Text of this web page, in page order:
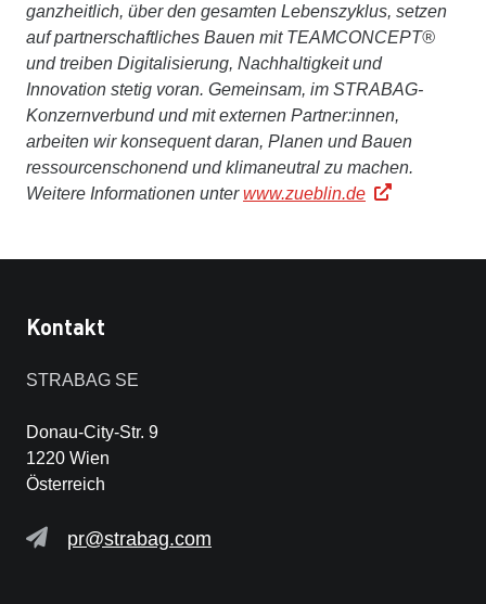
ganzheitlich, über den gesamten Lebenszyklus, setzen
auf partnerschaftliches Bauen mit TEAMCONCEPT®
und treiben Digitalisierung, Nachhaltigkeit und
Innovation stetig voran. Gemeinsam, im STRABAG-
Konzernverbund und mit externen Partner:innen,
arbeiten wir konsequent daran, Planen und Bauen
ressourcenschonend und klimaneutral zu machen.
Weitere Informationen unterwww.zueblin.de
Kontakt
STRABAG SE
Donau-City-Str. 9
1220 Wien
Österreich
pr@strabag.com